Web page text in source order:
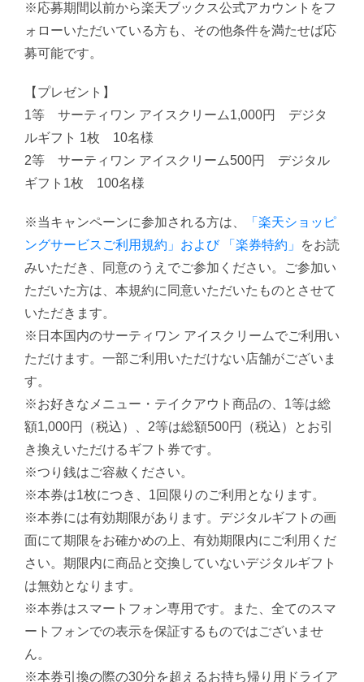
※応募期間以前から楽天ブックス公式アカウントをフ
ォローいただいている方も、その他条件を満たせば応
募可能です。
【プレゼント】
1等 サーティワン アイスクリーム1,000円 デジタ
ルギフト 1枚 10名様
2等 サーティワン アイスクリーム500円 デジタル
ギフト1枚 100名様
※当キャンペーンに参加される方は、
「楽天ショッピ
ングサービスご利用規約」および 「楽券特約」
をお読
みいただき、同意のうえでご参加ください。ご参加い
ただいた方は、本規約に同意いただいたものとさせて
いただきます。
※日本国内のサーティワン アイスクリームでご利用い
ただけます。一部ご利用いただけない店舗がございま
す。
※お好きなメニュー・テイクアウト商品の、1等は総
額1,000円（税込）、2等は総額500円（税込）とお引
き換えいただけるギフト券です。
※つり銭はご容赦ください。
※本券は1枚につき、1回限りのご利用となります。
※本券には有効期限があります。デジタルギフトの画
面にて期限をお確かめの上、有効期限内にご利用くだ
さい。期限内に商品と交換していないデジタルギフト
は無効となります。
※本券はスマートフォン専用です。また、全てのスマ
ートフォンでの表示を保証するものではございませ
ん。
※本券引換の際の30分を超えるお持ち帰り用ドライア